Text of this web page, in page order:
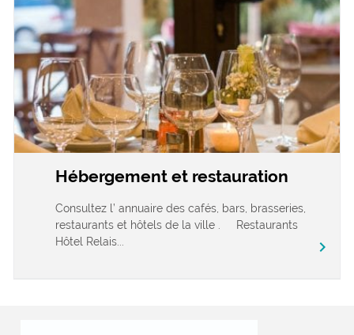
Hébergement et restauration
Consultez l’ annuaire des cafés, bars, brasseries,
restaurants et hôtels de la ville . Restaurants
Hôtel Relais...
chevron_right